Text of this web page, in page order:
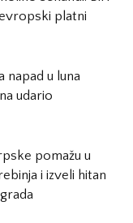
platni
napad u luna
udario
pomažu u
i izveli hitan